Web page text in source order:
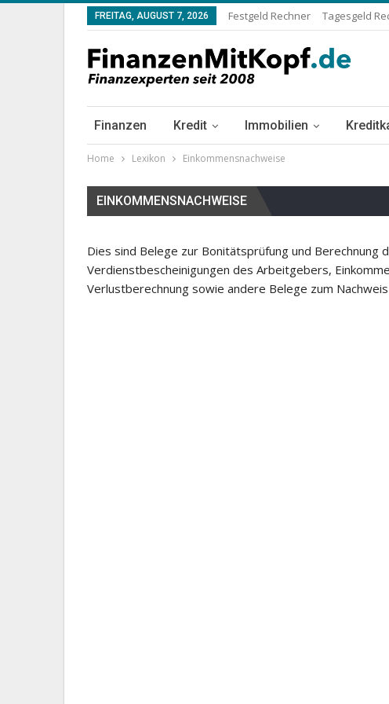
FREITAG, AUGUST 7, 2026 Festgeld Rechner Tagesgeld
Finanzen Kredit Immobilien
Home Lexikon Einkommensnachweise
EINKOMMENSNACHWEISE
Dies sind Belege zur Bonitätsprüfung und Berechnung
Verdienstbescheinigungen des Arbeitgebers,
Verlustberechnung sowie andere Belege zum